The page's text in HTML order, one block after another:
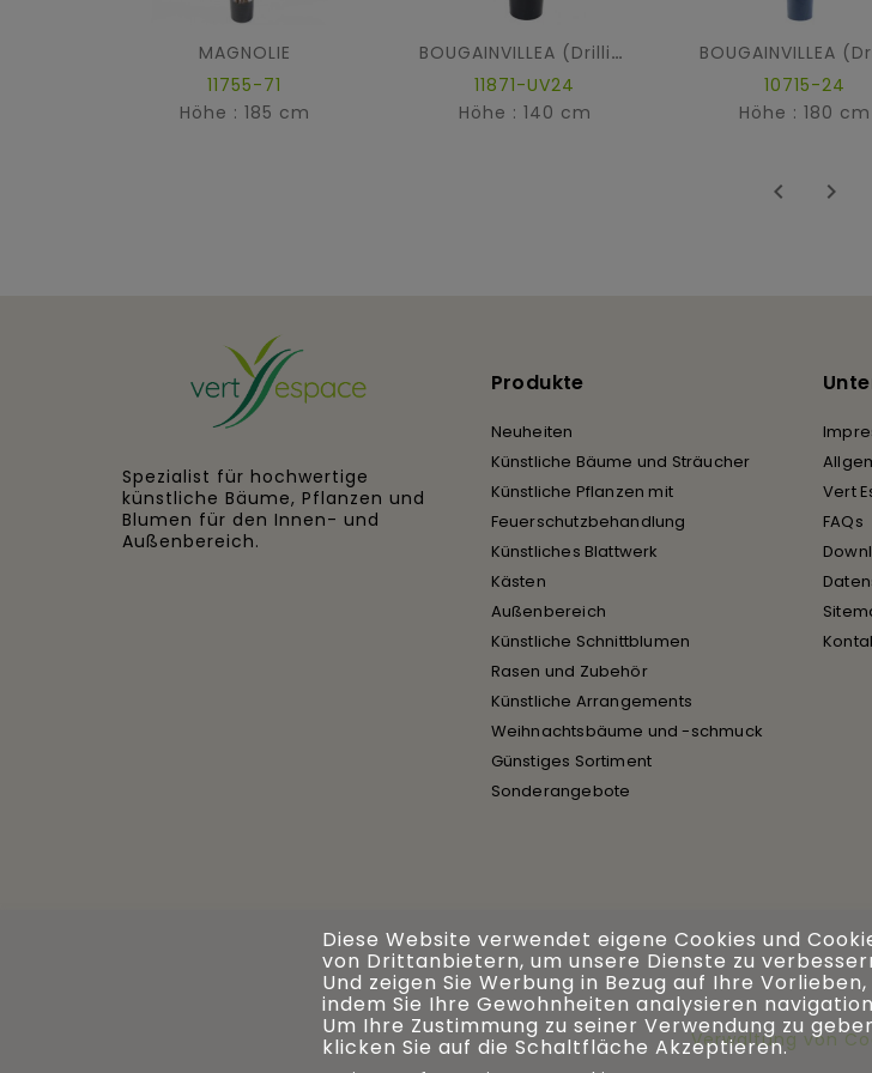
MAGNOLIE
11755-71
Höhe : 185 cm
BOUGAINVILLEA (Drillingsblume) GROSS SICHTSCHUTZMATTE UV
11871-UV24
Höhe : 140 cm
10715-24
Höhe : 180 cm
 
Spezialist für hochwertige
künstliche Bäume, Pflanzen und
Blumen für den Innen- und
Außenbereich.
Produkte
Neuheiten
Künstliche Bäume und Sträucher
Künstliche Pflanzen mit
Feuerschutzbehandlung
Künstliches Blattwerk
Kästen
Außenbereich
Künstliche Schnittblumen
Rasen und Zubehör
Künstliche Arrangements
Weihnachtsbäume und -schmuck
Günstiges Sortiment
Sonderangebote
Vert
FAQs
Verwaltung von
Diese Website verwendet eigene Cookies und
von Drittanbietern, um unsere Dienste zu
Und zeigen Sie Werbung in Bezug auf Ihre Vorlieben,
indem Sie Ihre Gewohnheiten analysieren
Um Ihre Zustimmung zu seiner Verwendung zu
klicken Sie auf die Schaltfläche Akzeptieren.